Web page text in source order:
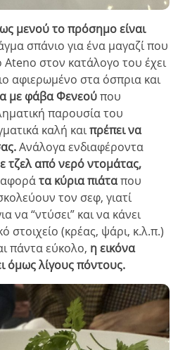
μενού το πρόσημο είναι
σπάνιο για ένα μαγαζί που
Ateno στον κατάλογο του έχει
αφιερωμένο στα όσπρια και
με φάβα Φενεούπου
παρουσία του
καλή καιπρέπει να
Ανάλογα ενδιαφέροντα
τζελ από νερό ντομάτας,
αφοράτα κύρια πιάταπου
τον σεφ, γιατί
να “ντύσει” και να κάνει
στοιχείο (κρέας, ψάρι, κ.λ.π.)
πάντα εύκολο, η εικόνα
όμως λίγους πόντους.